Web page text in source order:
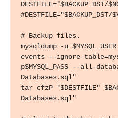
DESTFILE="$BACKUP_DST/
#DESTFILE="$BACKUP_DST/
# Backup files.
mysqldump -u
events --ignore-
p$MYSQL_PASS --all-
Databases.sql"
tar cfzP "$DESTFILE"
Databases.sql"